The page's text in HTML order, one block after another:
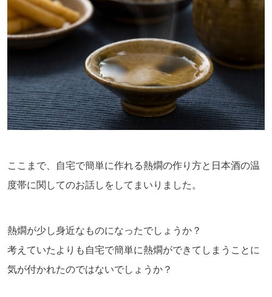
ここまで、自宅で簡単に作れる熱燗の作り方と日本酒の温
度帯に関してのお話しをしてまいりました。
熱燗が少し身近なものになったでしょうか？
考えていたよりも自宅で簡単に熱燗ができてしまうことに
気が付かれたのではないでしょうか？